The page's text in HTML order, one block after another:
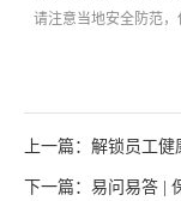
请注意当地安全防范，
上一篇：解锁员工
康嘉年华！​​
下一篇：易问易答 |